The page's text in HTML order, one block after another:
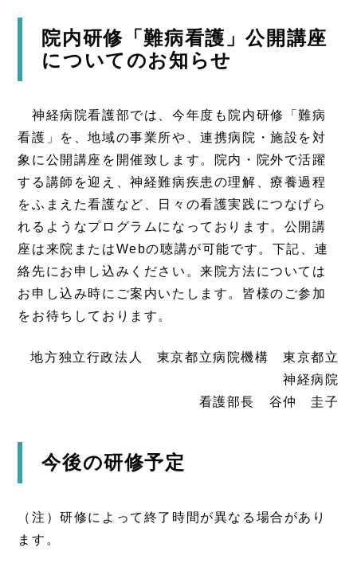
院内研修「難病看護」公開講座
についてのお知らせ
神経病院看護部では、今年度も院内研修「難病
看護」を、地域の事業所や、連携病院・施設を対
象に公開講座を開催致します。院内・院外で活躍
する講師を迎え、神経難病疾患の理解、療養過程
をふまえた看護など、日々の看護実践につなげら
れるようなプログラムになっております。公開講
座は来院またはWebの聴講が可能です。下記、連
絡先にお申し込みください。来院方法については
お申し込み時にご案内いたします。皆様のご参加
をお待ちしております。
地方独立行政法人 東京都立病院機構 東京都立
神経病院
看護部長 谷仲 圭子
今後の研修予定
（注）研修によって終了時間が異なる場合があり
ます。